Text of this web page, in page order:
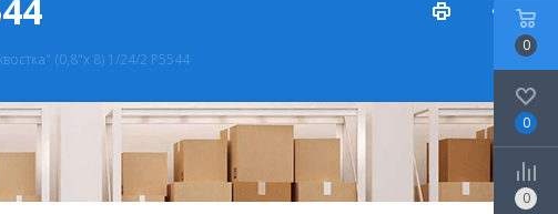
(0,8"х 8) 1/24/2 Р5544
0
0
0